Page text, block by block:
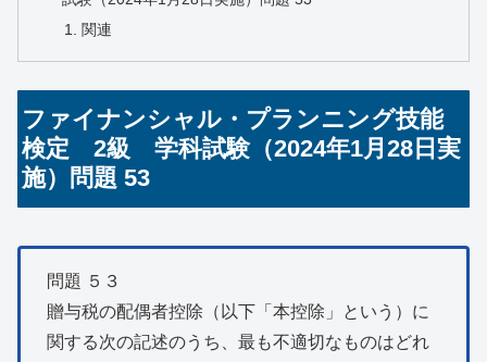
関連
ファイナンシャル・プランニング技能
検定 2級 学科試験（2024年1月28日実
施）問題 53
問題 ５３
贈与税の配偶者控除（以下「本控除」という）に
関する次の記述のうち、最も不適切なものはどれ